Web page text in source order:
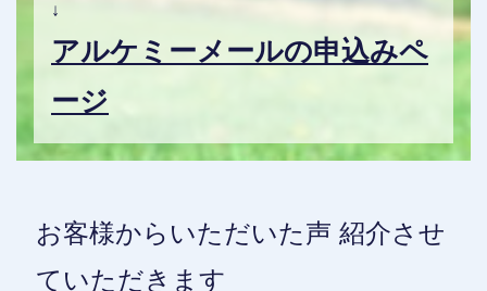
↓
アルケミーメールの申込みペ
ージ
お客様からいただいた声 紹介させ
ていただきます